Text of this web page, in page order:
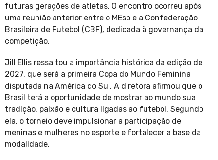
futuras gerações de atletas. O encontro ocorreu após
uma reunião anterior entre o MEsp e a Confederação
Brasileira de Futebol (CBF), dedicada à governança da
competição.
Jill Ellis ressaltou a importância histórica da edição de
2027, que será a primeira Copa do Mundo Feminina
disputada na América do Sul. A diretora afirmou que o
Brasil terá a oportunidade de mostrar ao mundo sua
tradição, paixão e cultura ligadas ao futebol. Segundo
ela, o torneio deve impulsionar a participação de
meninas e mulheres no esporte e fortalecer a base da
modalidade.